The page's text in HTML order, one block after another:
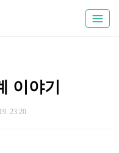
이야기
23:20